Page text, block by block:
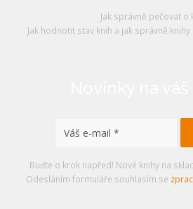
Jak správně pečovat o
Jak hodnotit stav knih a jak správně
Buďte o krok napřed! Nové knihy na
Odesláním formuláře souhlasím se